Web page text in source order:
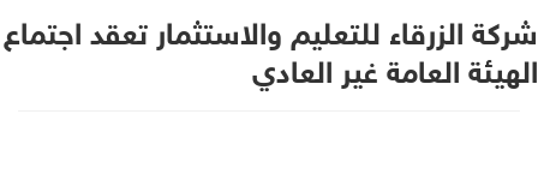
شركة الزرقاء للتعليم والاستثمار تعقد اجتماع
الهيئة العامة غير العادي